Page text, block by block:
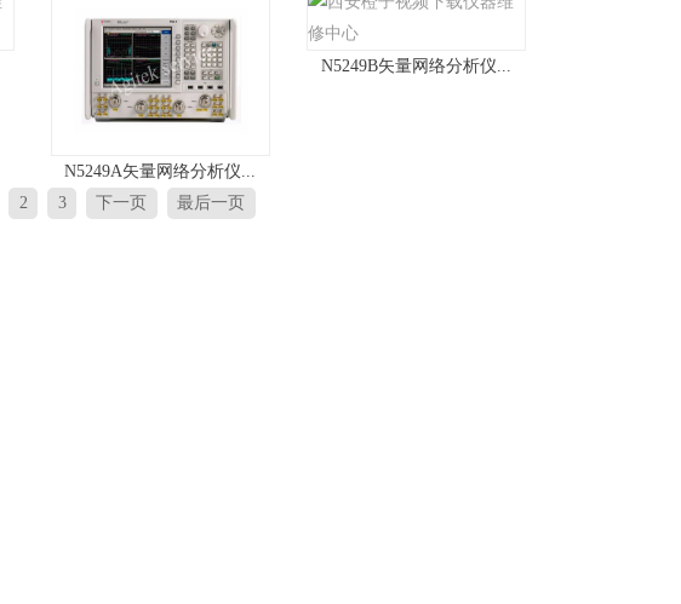
N5249A矢量网络分析仪...
N5249B矢量网络分析仪...
2 3 下一页 最后一页